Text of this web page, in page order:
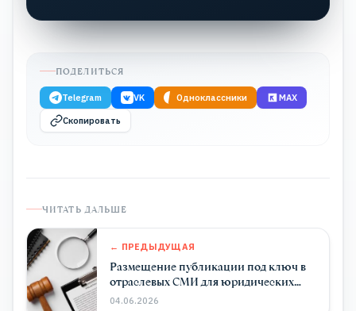
ПОДЕЛИТЬСЯ
Telegram VK Одноклассники MAX
Скопировать
ЧИТАТЬ ДАЛЬШЕ
← ПРЕДЫДУЩАЯ
Размещение публикации под ключ в
отраслевых СМИ для юридических
фирм
04.06.2026